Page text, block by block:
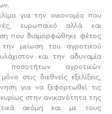
για την οικονομία που
ευρωπαϊκό αλλά και
που διαμορφώθηκε φέτος
μείωση του αγροτικού
και την αδυναμία
ποσοτήτων αγροτικών
στις διεθνείς εξελίξεις,
για να ξεφορτωθεί τις
στην ανικανότητα της
ακόμη και με τους